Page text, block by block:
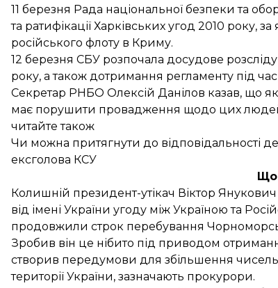
11 березня Рада національної безпеки та
та ратифікації Харківських угод 2010 року,
російського флоту в Криму.
12 березня СБУ розпочала досудове
року, а також дотримання регламенту під
Секретар РНБО Олексій Данілов казав, що
має порушити провадження щодо цих людей
читайте також
Чи можна притягнути до відповідальності
ексголова КСУ
Що
Колишній президент-утікач Віктор
від імені України угоду між Україною та
продовжили строк перебування
Зробив він це нібито під приводом
створив передумови для збільшення
території України, зазначають прокурори.